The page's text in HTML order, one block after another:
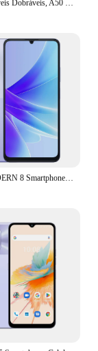
OSCAL-MODERN 8 Smartphone, Celular, Display de 6,75 Polegada, Octa Core, 128GB, 256GB, Câmera 50MP, Bateria 6000mAh, Carregamento Rápido 18W, Novo